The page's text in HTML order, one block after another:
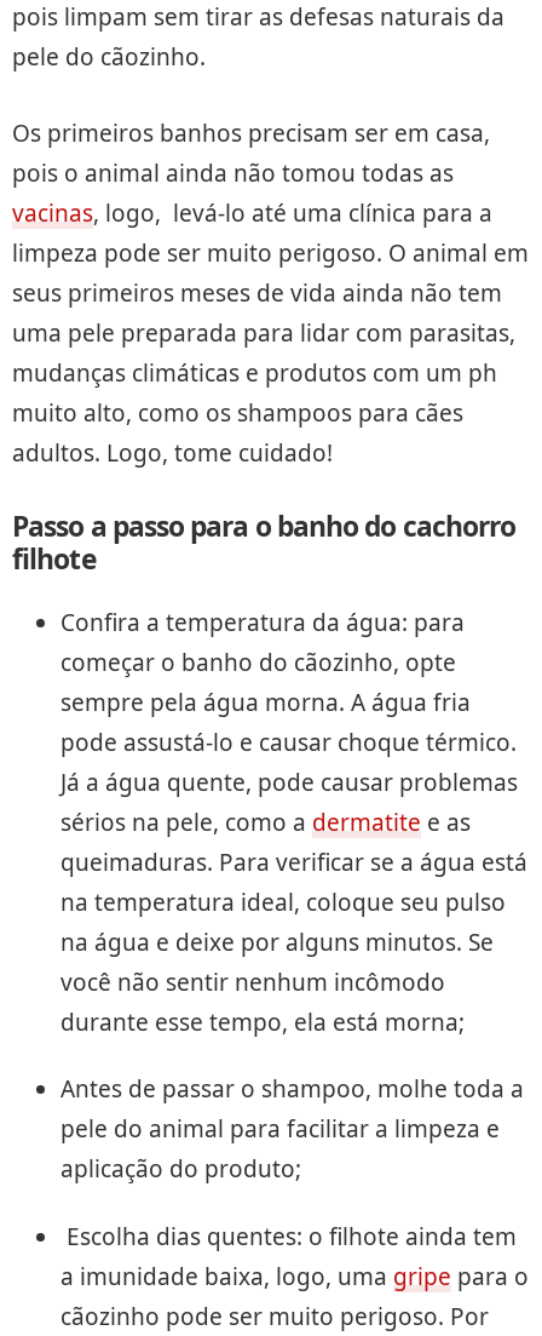
pois limpam sem tirar as defesas naturais da
pele do cãozinho.
Os primeiros banhos precisam ser em casa,
pois o animal ainda não tomou todas as
vacinas, logo, levá-lo até uma clínica para a
limpeza pode ser muito perigoso. O animal em
seus primeiros meses de vida ainda não tem
uma pele preparada para lidar com parasitas,
mudanças climáticas e produtos com um ph
muito alto, como os shampoos para cães
adultos. Logo, tome cuidado!
Passo a passo para o banho do cachorro
filhote
Confira a temperatura da água: para
começar o banho do cãozinho, opte
sempre pela água morna. A água fria
pode assustá-lo e causar choque térmico.
Já a água quente, pode causar problemas
sérios na pele, como a dermatite e as
queimaduras. Para verificar se a água está
na temperatura ideal, coloque seu pulso
na água e deixe por alguns minutos. Se
você não sentir nenhum incômodo
durante esse tempo, ela está morna;
Antes de passar o shampoo, molhe toda a
pele do animal para facilitar a limpeza e
aplicação do produto;
Escolha dias quentes: o filhote ainda tem
a imunidade baixa, logo, uma gripe para o
cãozinho pode ser muito perigoso. Por